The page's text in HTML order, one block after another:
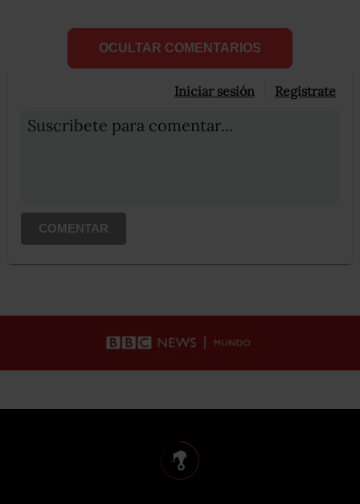
OCULTAR COMENTARIOS
Iniciar sesión Registrate
Suscribete para comentar...
COMENTAR